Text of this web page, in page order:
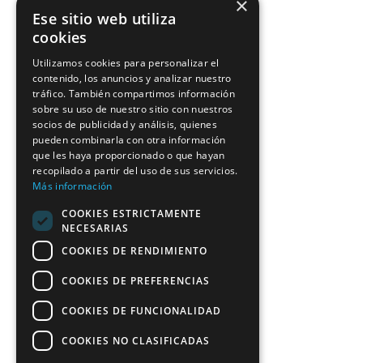
×
Ese sitio web utiliza
cookies
Utilizamos cookies para personalizar el
contenido, los anuncios y analizar nuestro
tráfico. También compartimos información
sobre su uso de nuestro sitio con nuestros
socios de publicidad y análisis, quienes
pueden combinarla con otra información
que les haya proporcionado o que hayan
recopilado a partir del uso de sus servicios.
Más información
COOKIES ESTRICTAMENTE
NECESARIAS
COOKIES DE RENDIMIENTO
COOKIES DE PREFERENCIAS
COOKIES DE FUNCIONALIDAD
COOKIES NO CLASIFICADAS